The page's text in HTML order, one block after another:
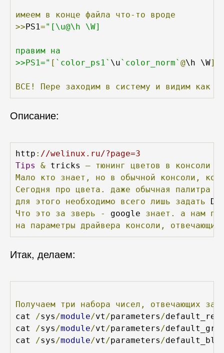
имеем в конце файла что-то
вроде
>>PS1="[\u@\h \W]
правим на
>>PS1=" [ `color_ps1` \u`color_norm` @\h \W]
ВСЕ! Пере заходим в систему и видим как
Описание:
http : //welinux.ru/?page=3
Tips
& tricks — тюнинг цветов в
консоли
Мало
кто знает, но в обычной консоли,
Сегодня
про цвета. даже обычная палитра
для
этого необходимо всего лишь задать
Что
это за зверь - google знает. а нам
на
параметры драйвера консоли, отвечающие
Итак, делаем:
Получаем три набора чисел, отвечающих за
cat
/sys /module/vt /parameters /default_red
cat
/sys /module/vt /parameters /default_grn
cat
/sys /module/vt /parameters /default_blu